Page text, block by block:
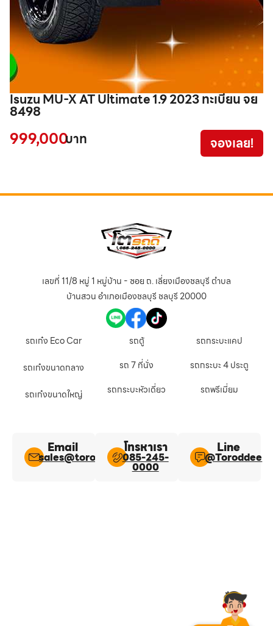
Isuzu MU-X AT Ultimate 1.9 2023 ทะเบียน จย
8498
999,000บาท จองเลย!
เลขที่ 11/8 หมู่ 1 หมู่บ้าน - ซอย ถ. เลี่ยงเมืองชลบุรี ตำบล
บ้านสวน อำเภอเมืองชลบุรี ชลบุรี 20000
รถเก๋ง Eco Car
รถเก๋งขนาดกลาง
รถเก๋งขนาดใหญ่
รถตู้
รถ 7 ที่นั่ง
รถกระบะหัวเดี่ยว
รถกระบะแคป
รถกระบะ 4 ประตู
รถพรีเมี่ยม
Email
sales@toroddee.com
โทรหาเรา
085-245-
0000
Line​
@Toroddee​